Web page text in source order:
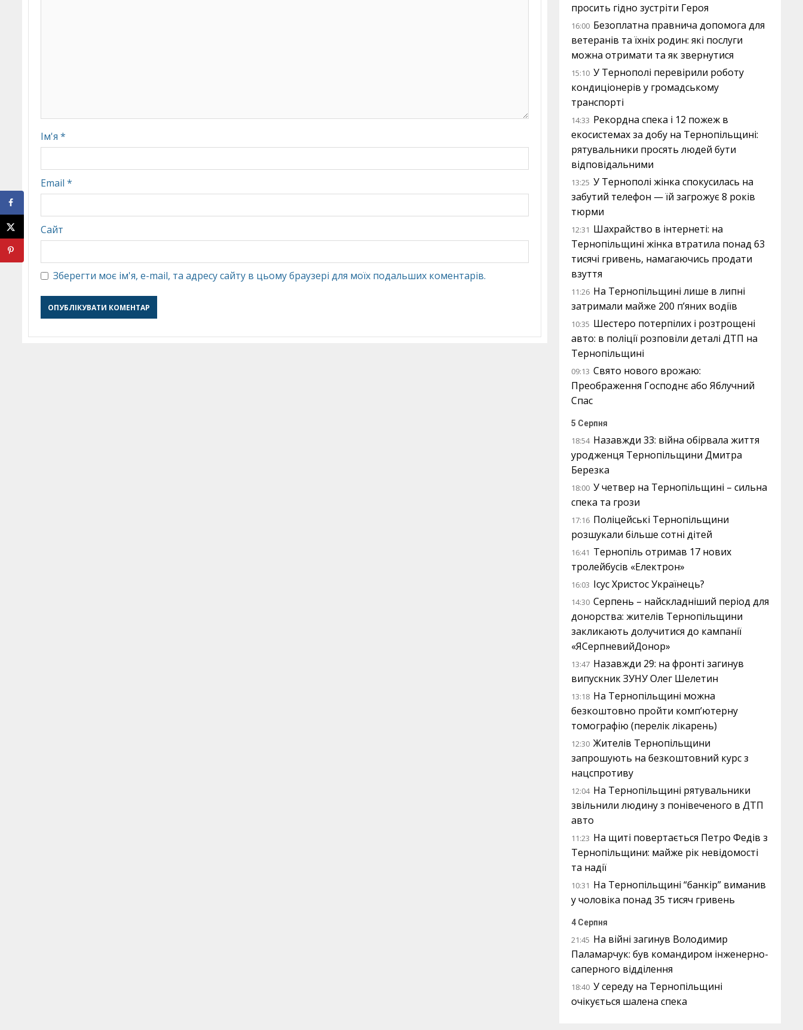
Ім'я *
Email *
Сайт
Зберегти моє ім'я, e-mail, та адресу сайту в цьому браузері для моїх подальших коментарів.
просить гідно зустріти Героя
16:00 Безоплатна правнича допомога для
ветеранів та їхніх родин: які послуги
можна отримати та як звернутися
15:10 У Тернополі перевірили роботу
кондиціонерів у громадському
транспорті
14:33 Рекордна спека і 12 пожеж в
екосистемах за добу на Тернопільщині:
рятувальники просять людей бути
відповідальними
13:25 У Тернополі жінка спокусилась на
забутий телефон — їй загрожує 8 років
тюрми
12:31 Шахрайство в інтернеті: на
Тернопільщині жінка втратила понад 63
тисячі гривень, намагаючись продати
взуття
11:26 На Тернопільщині лише в липні
затримали майже 200 п’яних водіїв
10:35 Шестеро потерпілих і розтрощені
авто: в поліції розповіли деталі ДТП на
Тернопільщині
09:13 Свято нового врожаю:
Преображення Господнє або Яблучний
Спас
5 Серпня
18:54 Назавжди 33: війна обірвала життя
уродженця Тернопільщини Дмитра
Березка
18:00 У четвер на Тернопільщині – сильна
спека та грози
17:16 Поліцейські Тернопільщини
розшукали більше сотні дітей
16:41 Тернопіль отримав 17 нових
тролейбусів «Електрон»
16:03 Ісус Христос Українець?
14:30 Серпень – найскладніший період для
донорства: жителів Тернопільщини
закликають долучитися до кампанії
«ЯСерпневийДонор»
13:47 Назавжди 29: на фронті загинув
випускник ЗУНУ Олег Шелетин
13:18 На Тернопільщині можна
безкоштовно пройти комп’ютерну
томографію (перелік лікарень)
12:30 Жителів Тернопільщини
запрошують на безкоштовний курс з
нацспротиву
12:04 На Тернопільщині рятувальники
звільнили людину з понівеченого в ДТП
авто
11:23 На щиті повертається Петро Федів з
Тернопільщини: майже рік невідомості
та надії
10:31 На Тернопільщині “банкір” виманив
у чоловіка понад 35 тисяч гривень
4 Серпня
21:45 На війні загинув Володимир
Паламарчук: був командиром інженерно-
саперного відділення
18:40 У середу на Тернопільщині
очікується шалена спека